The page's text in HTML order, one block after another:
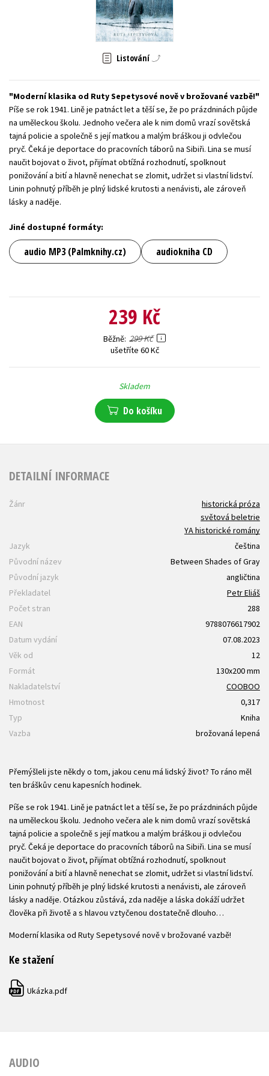
Zahraniční literatura
Všechny tituly
Listování
Moderní klasika od Ruty Sepetysové nově v brožované vazbě!
Píše se rok 1941. Lině je patnáct let a těší se, že po prázdninách půjde
na uměleckou školu. Jednoho večera ale k nim domů vrazí sovětská
tajná policie a společně s její matkou a malým bráškou ji odvlečou
pryč. Čeká je deportace do pracovních táborů na Sibiři. Lina se musí
naučit bojovat o život, přijímat obtížná rozhodnutí, spolknout
ponižování a bití a hlavně nenechat se zlomit, udržet si vlastní lidství.
Linin pohnutý příběh je plný lidské krutosti a nenávisti, ale zároveň
lásky a naděje.
Jiné dostupné formáty:
audio MP3 (Palmknihy.cz) audiokniha CD
239 Kč
Běžně 299 Kč
ušetříte 60 Kč
Skladem
Do košíku
DETAILNÍ INFORMACE
Žánr
historická próza
světová beletrie
YA historické romány
Jazyk
čeština
Původní název
Between Shades of Gray
Původní jazyk
angličtina
Překladatel
Petr Eliáš
Počet stran
288
EAN
9788076617902
Datum vydání
07.08.2023
Věk od
12
Formát
130x200 mm
Nakladatelství
COOBOO
Hmotnost
0,317
Typ
Kniha
Vazba
brožovaná lepená
Přemýšleli jste někdy o tom, jakou cenu má lidský život? To ráno měl
ten bráškův cenu kapesních hodinek.
Píše se rok 1941. Lině je patnáct let a těší se, že po prázdninách půjde
na uměleckou školu. Jednoho večera ale k nim domů vrazí sovětská
tajná policie a společně s její matkou a malým bráškou ji odvlečou
pryč. Čeká je deportace do pracovních táborů na Sibiři. Lina se musí
naučit bojovat o život, přijímat obtížná rozhodnutí, spolknout
ponižování a bití a hlavně nenechat se zlomit, udržet si vlastní lidství.
Linin pohnutý příběh je plný lidské krutosti a nenávisti, ale zároveň
lásky a naděje. Otázkou zůstává, zda naděje a láska dokáží udržet
člověka při životě a s hlavou vztyčenou dostatečně dlouho…
Moderní klasika od Ruty Sepetysové nově v brožované vazbě!
Ke stažení
PDF Ukázka.pdf
AUDIO